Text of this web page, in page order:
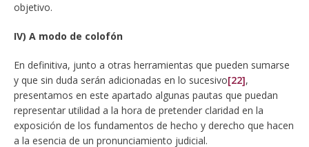
objetivo.
IV) A modo de colofón
En definitiva, junto a otras herramientas que pueden sumarse
y que sin duda serán adicionadas en lo sucesivo[22],
presentamos en este apartado algunas pautas que puedan
representar utilidad a la hora de pretender claridad en la
exposición de los fundamentos de hecho y derecho que hacen
a la esencia de un pronunciamiento judicial.